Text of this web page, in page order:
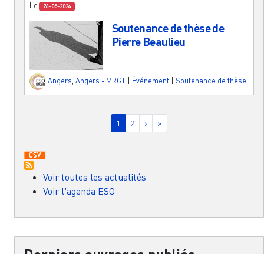
Le 26-05-2026
Soutenance de thèse de
Pierre Beaulieu
Angers, Angers - MRGT Événement Soutenance de thèse
Page courante
1 Page
2 Page suivante
› Dernière page
»
Voir toutes les actualités
Voir l'agenda ESO